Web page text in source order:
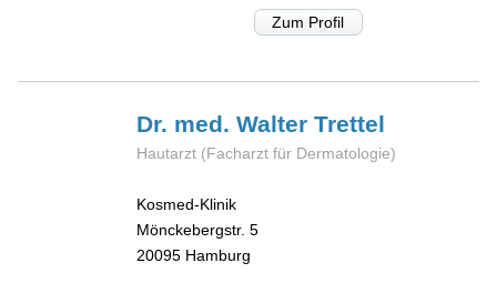
Zum Profil
Dr. med. WalterTrettel
Hautarzt (Facharzt für Dermatologie)
Kosmed-Klinik
Mönckebergstr. 5
20095 Hamburg